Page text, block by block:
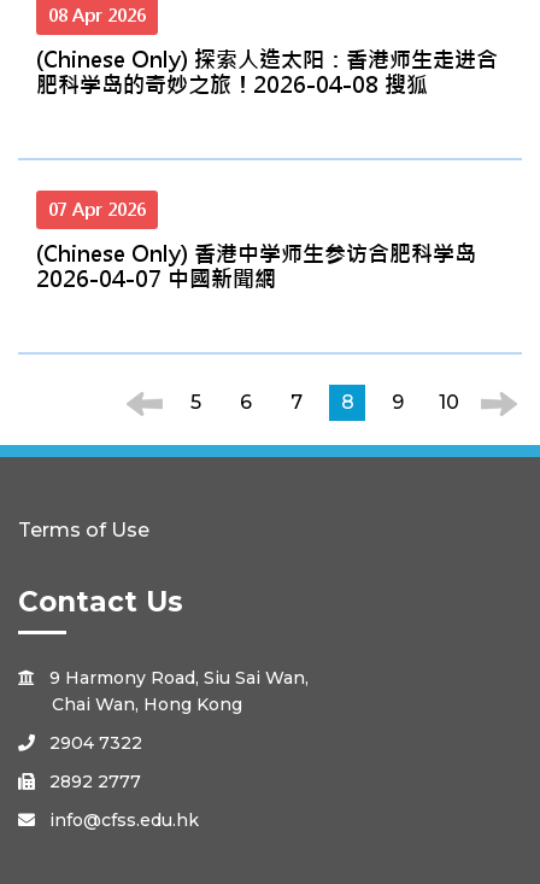
08 Apr 2026
(Chinese Only) 探索人造太阳：香港师生走进合
肥科学岛的奇妙之旅！2026-04-08 搜狐
07 Apr 2026
(Chinese Only) 香港中学师生参访合肥科学岛
2026-04-07 中國新聞網
5 6 7 8 9 10
Terms of Use
Contact Us

9 Harmony Road, Siu Sai Wan,
Chai Wan, Hong Kong
 2904 7322
 2892 2777
 info@cfss.edu.hk